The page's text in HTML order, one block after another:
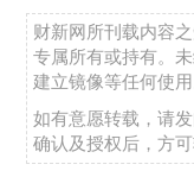
财新网所刊载内容
专属所有或持有。
建立镜像等任何使用
如有意愿转载，请
确认及授权后，方可